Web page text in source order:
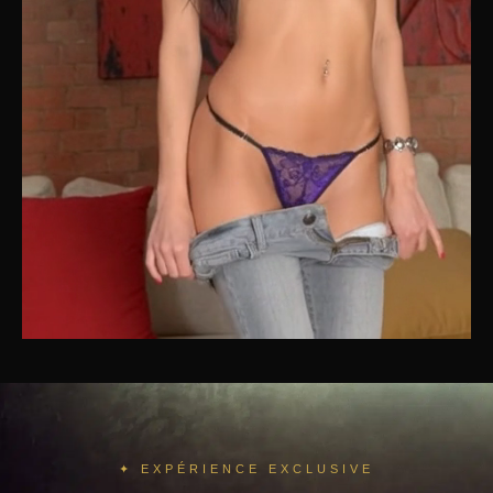
✦ EXPÉRIENCE EXCLUSIVE